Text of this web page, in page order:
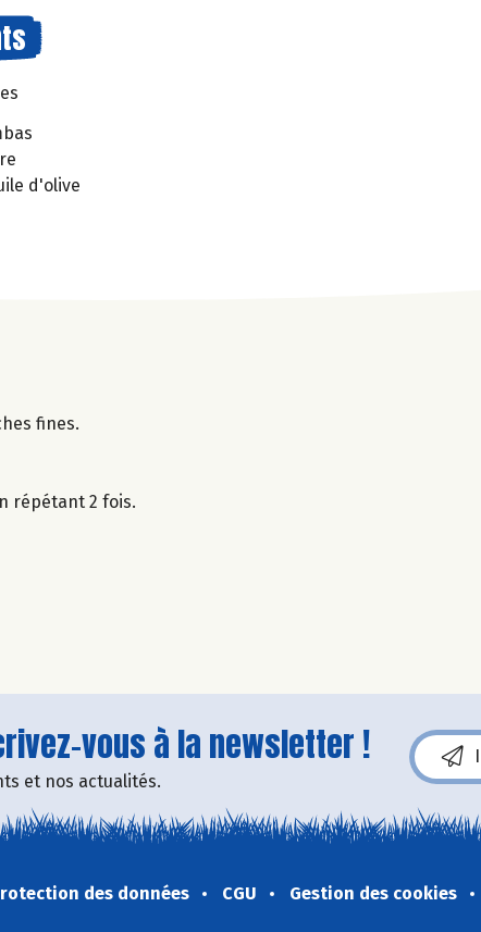
d'olive
fines.
répétant 2 fois.
vous à la newsletter !
et nos actualités.
des données CGU Gestion des cookies